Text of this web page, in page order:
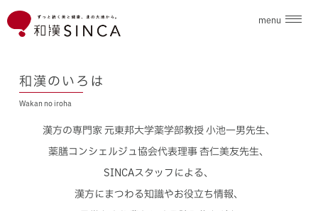
menu
ブランド
こだわり素材
和漢のいろは
Wakan no iroha
漢方の専門家 元東邦大学薬学部教授 小池一男先生、
薬膳コンシェルジュ協会代表理事 杏仁美友先生、
SINCAスタッフによる、
漢方にまつわる知識やお役立ち情報、